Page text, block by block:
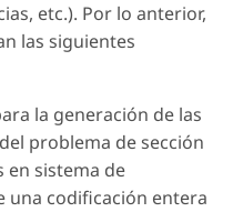
etc.). Por lo anterior,
las siguientes
la generación de las
problema de sección
en sistema de
una codificación entera